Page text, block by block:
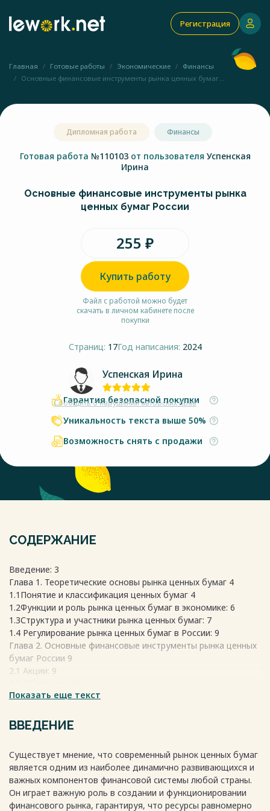
Регистрация
Главная Готовые работы Экономические
Финансы
Основные финансовые инструменты рынка ценных бумаг...
Дипломная работа Финансы
Готовая работа №110103 от пользователя Успенская
Ирина
Основные финансовые инструменты рынка
ценных бумаг России
255 ₽
Купить работу
Файл с работой можно будет
скачать в личном кабинете после
покупки
Страниц: 17Год написания: 2024
Успенская Ирина
Сообщить о нарушении авторских прав
Гарантия безопасной покупки
Уникальность текста выше 50%
Возможность снять с продажи
СОДЕРЖАНИЕ
Введение: 3
Глава 1. Теоретические основы рынка ценных бумаг 4
1.1Понятие и классификация ценных бумаг 4
1.2Функции и роль рынка ценных бумаг в экономике: 6
1.3Структура и участники рынка ценных бумаг: 7
1.4 Регулирование рынка ценных бумаг в России: 9
Глава 2. Основные финансовые инструменты рынка ценных
бумаг России 9
2.1 Акции: 9
2.3 ПИФ 12
Глава 3. Анализ и оценка финансовых инструментов рынка
ценных бумаг России 15
инструментов 15
3.2 Факторы влияющие на стоимость и доходность
финансовых инструментов: 16
3.3 Перспективы развития рынка ценных бумаг в России 18
Показать еще текст
ВВЕДЕНИЕ
Существует мнение, что современный рынок ценных бумаг
является одним из наиболее динамично развивающихся и
важных компонентов финансовой системы любой страны.
Он играет важную роль в создании и функционировании
финансового рынка, гарантируя, что ресурсы равномерно